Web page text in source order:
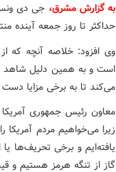
به گزارش مشرق، جی دی ونس
حداکثر تا روز جمعه آینده
وی افزود: خلاصه آنچه که
است و به همین دلیل شاهد
می‌کند تا به برخی مزایا دست
معاون رئیس جمهوری
زیرا می‌خواهیم مردم آمریکا
یافته‌ایم و برخی تحریف‌ها
گاز از تنگه هرمز هستیم و